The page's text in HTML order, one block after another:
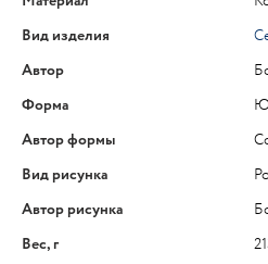
Вид изделия
Автор
Форма
Автор формы
Вид рисунка
Автор рисунка
Вес, г